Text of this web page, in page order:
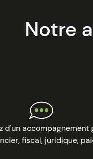
Notre
Image
d'un accompagnement
fiscal, juridique,